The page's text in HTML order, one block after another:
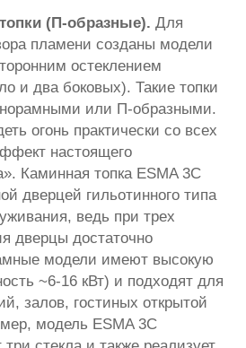
(П-образные). Для
пламени созданы модели
остеклением
и два боковых). Такие топки
или П-образными.
огонь практически со всех
настоящего
Каминная топка ESMA 3C
дверцей гильотинного типа
ведь при трех
дверцы достаточно
модели имеют высокую
~6-16 кВт) и подходят для
залов, гостиных открытой
модель ESMA 3C